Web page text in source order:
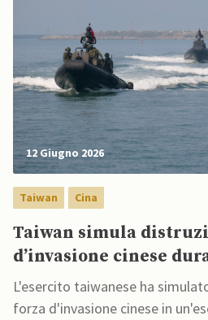
12 Giugno 2026
Taiwan Cina
Taiwan simula
d’invasione cinese
esercitazione costiera
L'esercito taiwanese ha
forza d'invasione cinese in